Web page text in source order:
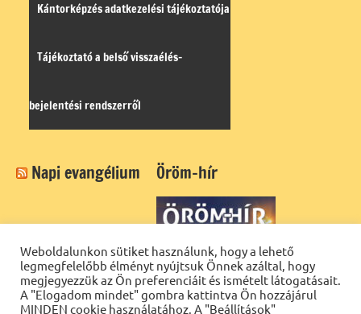
Kántorképzés adatkezelési tájékoztatója
Tájékoztató a belső visszaélés-
bejelentési rendszerről
Napi evangélium Öröm-hír
Weboldalunkon sütiket használunk, hogy a lehető
legmegfelelőbb élményt nyújtsuk Önnek azáltal, hogy
megjegyezzük az Ön preferenciáit és ismételt látogatásait.
A "Elogadom mindet" gombra kattintva Ön hozzájárul
MINDEN cookie használatához. A "Beállítások"